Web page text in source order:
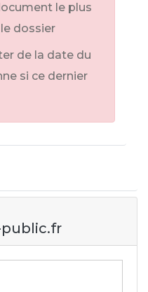
le plus
dossier
de la date du
si ce dernier
public.fr